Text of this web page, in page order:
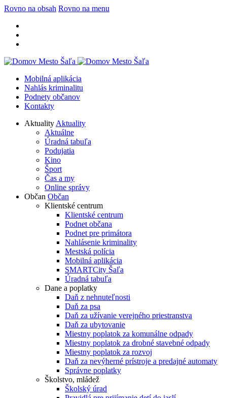
Rovno na obsah Rovno na menu
Mobilná aplikácia
Nahlás kriminalitu
Podnety občanov
Kontakty
Aktuality Aktuality
Aktuálne
Úradná tabuľa
Podujatia
Kino
Šport
Čas a my
Online správy
Občan Občan
Klientské centrum
Klientské centrum
Podnet občana
Podnet pre primátora
Nahlásenie kriminality
Mestská polícia
Mobilná aplikácia
SMARTCity Šaľa
Úradná tabuľa
Dane a poplatky
Daň z nehnuteľnosti
Daň za psa
Daň za užívanie verejného priestranstva
Daň za ubytovanie
Miestny poplatok za komunálne odpady
Miestny poplatok za drobné stavebné odpady
Miestny poplatok za rozvoj
Daň za nevýherné prístroje a predajné automaty
Správne poplatky
Školstvo, mládež
Školský úrad